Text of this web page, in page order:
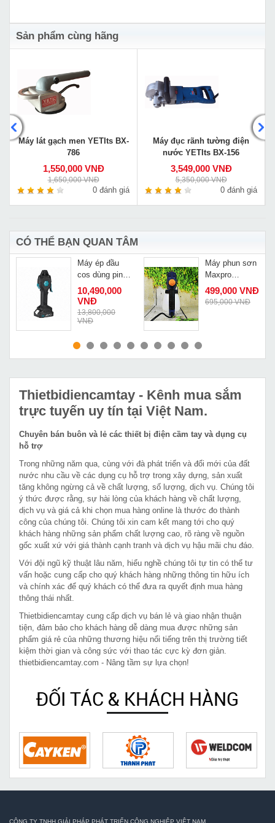
Sản phẩm cùng hãng
Máy lát gạch men YETIts BX-
786
1,550,000 VNĐ
1,650,000 VNĐ
0 đánh giá
Máy đục rãnh tường điện
nước YETIts BX-156
3,549,000 VNĐ
5,350,000 VNĐ
0 đánh giá
CÓ THỂ BẠN QUAN TÂM
MUA NGAY
Máy ép đầu
cos dùng pin
EW-50X phạm
vi 0.2-50mm2
10,490,000
VNĐ
13,800,000
VNĐ
MUA NGAY
Máy phun sơn
Maxpro
MPSG80/800V
499,000 VNĐ
695,000 VNĐ
Thietbidiencamtay - Kênh mua sắm
trực tuyến uy tín tại Việt Nam.
Chuyên bán buôn và lẻ các thiết bị điện cầm tay và dụng cụ
hỗ trợ
Trong những năm qua, cùng với đà phát triển và đổi mới của đất
nước nhu cầu về các dụng cụ hỗ trợ trong xây dựng, sản xuất
tăng không ngừng cả về chất lượng, số lượng, dịch vụ. Chúng tôi
ý thức được rằng, sự hài lòng của khách hàng về chất lượng,
dịch vụ và giá cả khi chọn mua hàng online là thước đo thành
công của chúng tôi. Chúng tôi xin cam kết mang tới cho quý
khách hàng những sản phẩm chất lượng cao, rõ ràng về nguồn
gốc xuất xứ với giá thành cạnh tranh và dịch vụ hậu mãi chu đáo.
Với đội ngũ kỹ thuật lâu năm, hiểu nghề chúng tôi tự tin có thể tư
vấn hoặc cung cấp cho quý khách hàng những thông tin hữu ích
và chính xác để quý khách có thể đưa ra quyết định mua hàng
thông thái nhất.
Thietbidiencamtay cung cấp dịch vụ bán lẻ và giao nhận thuận
tiện, đảm bảo cho khách hàng dễ dàng mua được những sản
phẩm giá rẻ của những thương hiệu nổi tiếng trên thị trường tiết
kiệm thời gian và công sức với thao tác cực kỳ đơn giản.
thietbidiencamtay.com - Nâng tầm sự lựa chọn!
ĐỐI TÁC & KHÁCH HÀNG
CÔNG TY TNHH GIẢI PHÁP PHÁT TRIỂN CÔNG NGHIỆP VIỆT NAM